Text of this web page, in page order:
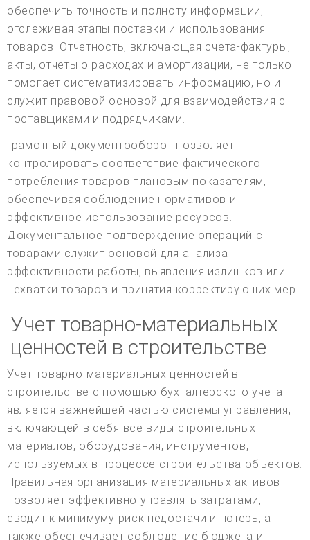
обеспечить точность и полноту информации,
отслеживая этапы поставки и использования
товаров. Отчетность, включающая счета-фактуры,
акты, отчеты о расходах и амортизации, не только
помогает систематизировать информацию, но и
служит правовой основой для взаимодействия с
поставщиками и подрядчиками.
Грамотный документооборот позволяет
контролировать соответствие фактического
потребления товаров плановым показателям,
обеспечивая соблюдение нормативов и
эффективное использование ресурсов.
Документальное подтверждение операций с
товарами служит основой для анализа
эффективности работы, выявления излишков или
нехватки товаров и принятия корректирующих мер.
Учет товарно-материальных
ценностей в строительстве
Учет товарно-материальных ценностей в
строительстве с помощью бухгалтерского учета
является важнейшей частью системы управления,
включающей в себя все виды строительных
материалов, оборудования, инструментов,
используемых в процессе строительства объектов.
Правильная организация материальных активов
позволяет эффективно управлять затратами,
сводит к минимуму риск недостачи и потерь, а
также обеспечивает соблюдение бюджета и